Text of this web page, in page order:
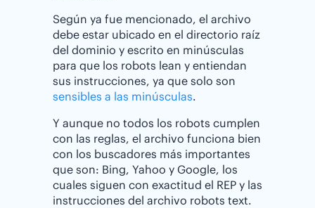
Según ya fue mencionado, el archivo
debe estar ubicado en el directorio raíz
del dominio y escrito en minúsculas
para que los robots lean y entiendan
sus instrucciones, ya que solo son
sensibles a las minúsculas.
Y aunque no todos los robots cumplen
con las reglas, el archivo funciona bien
con los buscadores más importantes
que son: Bing, Yahoo y Google, los
cuales siguen con exactitud el REP y las
instrucciones del archivo robots text.